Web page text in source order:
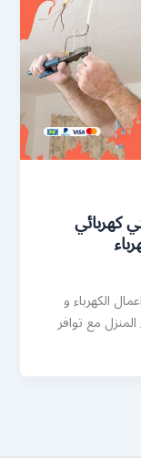
الكبير 66409555 فني كهربائي
الكهرباء و
مع توافر